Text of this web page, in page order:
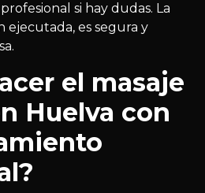
si hay dudas. La
ejecutada, es segura y
el masaje
Huelva con